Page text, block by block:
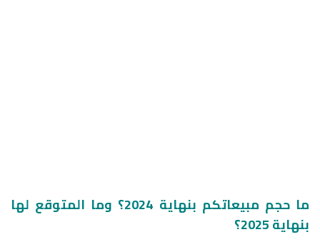
ما حجم مبيعاتكم بنهاية 2024؟ وما المتوقع لها
بنهاية 2025؟